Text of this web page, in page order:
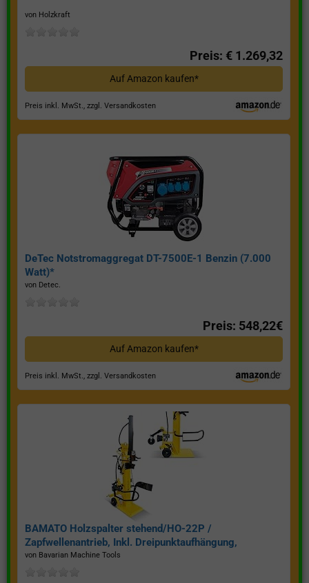
von Holzkraft
Preis: € 1.269,32
Auf Amazon kaufen*
Preis inkl. MwSt., zzgl. Versandkosten
DeTec Notstromaggregat DT-7500E-1 Benzin (7.000
Watt)*
von Detec.
Preis: 548,22€
Auf Amazon kaufen*
Preis inkl. MwSt., zzgl. Versandkosten
BAMATO Holzspalter stehend/HO-22P /
Zapfwellenantrieb, Inkl. Dreipunktaufhängung,
Spaltkraft 22 Tonnen*
von Bavarian Machine Tools